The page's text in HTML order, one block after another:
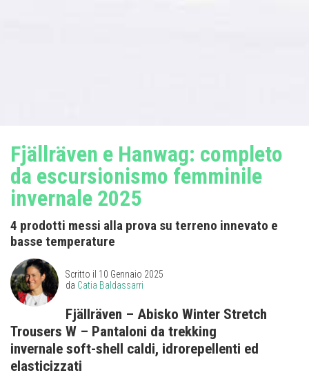
Fjällräven e Hanwag: completo
da escursionismo femminile
invernale 2025
4 prodotti messi alla prova su terreno innevato e
basse temperature
Scritto il 10 Gennaio 2025
da Catia Baldassarri
Fjällräven – Abisko Winter Stretch
Trousers W – Pantaloni da trekking
invernale soft-shell caldi, idrorepellenti ed
elasticizzati